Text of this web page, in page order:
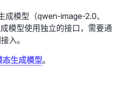
成模型（qwen-image-2.0、
模型使用独立的接口，需要通
入。
生成模型。